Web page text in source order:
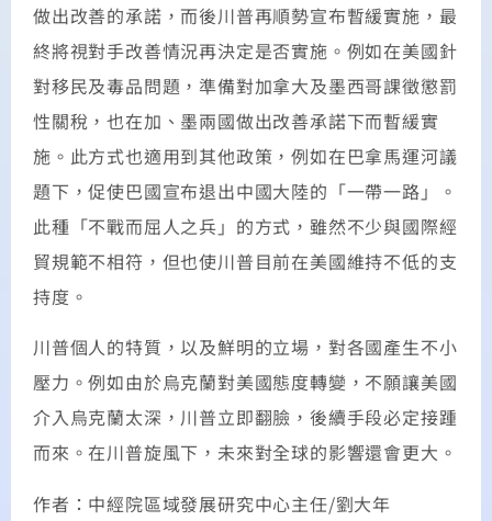
做出改善的承諾，而後川普再順勢宣布暫緩實施，最
終將視對手改善情況再決定是否實施。例如在美國針
對移民及毒品問題，準備對加拿大及墨西哥課徵懲罰
性關稅，也在加、墨兩國做出改善承諾下而暫緩實
施。此方式也適用到其他政策，例如在巴拿馬運河議
題下，促使巴國宣布退出中國大陸的「一帶一路」。
此種「不戰而屈人之兵」的方式，雖然不少與國際經
貿規範不相符，但也使川普目前在美國維持不低的支
持度。
川普個人的特質，以及鮮明的立場，對各國產生不小
壓力。例如由於烏克蘭對美國態度轉變，不願讓美國
介入烏克蘭太深，川普立即翻臉，後續手段必定接踵
而來。在川普旋風下，未來對全球的影響還會更大。
作者：中經院區域發展研究中心主任/劉大年